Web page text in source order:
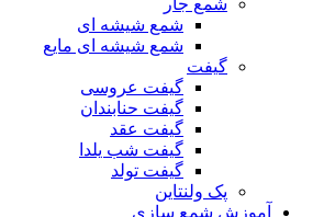
شمع شیشه ای
شمع شیشه ای مایع
گیفت
گیفت عروسی
گیفت حنابندان
گیفت عقد
گیفت شب یلدا
گیفت تولد
پک ولنتاین
آموزش شمع سازی